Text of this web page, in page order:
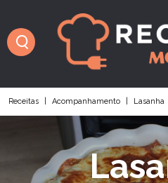
Receitas Acompanhamento Lasanha